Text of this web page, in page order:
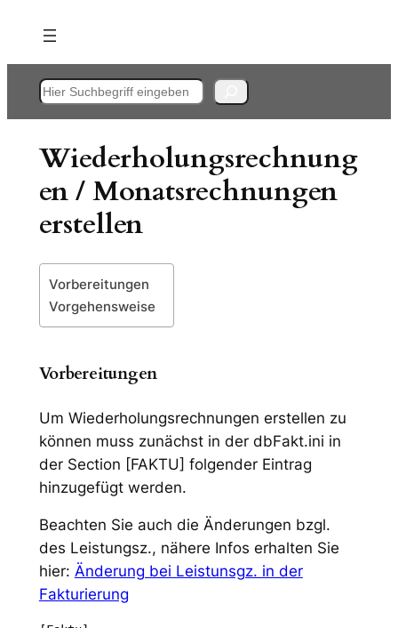
Inhalt
springen
Suchen
Wiederholungsrechnung
en / Monatsrechnungen
erstellen
Vorbereitungen
Vorgehensweise
Vorbereitungen
Um Wiederholungsrechnungen erstellen zu
können muss zunächst in der dbFakt.ini in
der Section [FAKTU] folgender Eintrag
hinzugefügt werden.
Beachten Sie auch die Änderungen bzgl.
des Leistungsz., nähere Infos erhalten Sie
hier: Änderung bei Leistunsgz. in der
Fakturierung